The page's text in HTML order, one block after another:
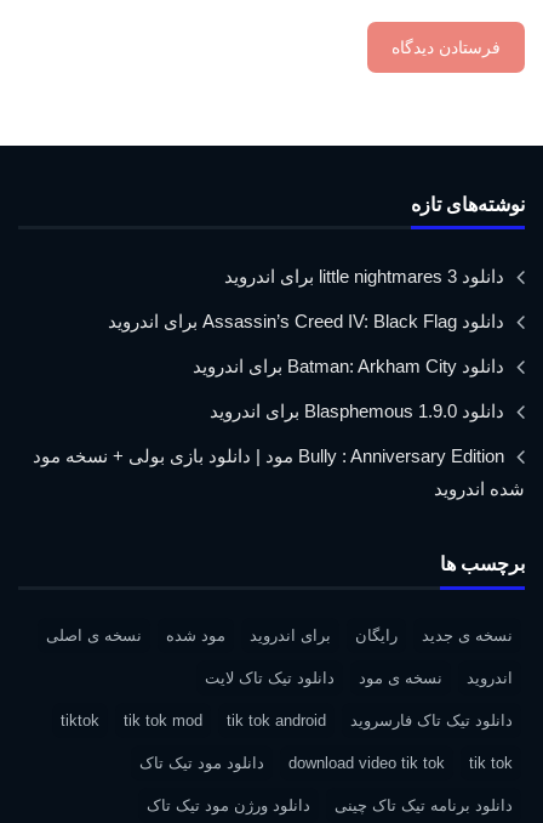
نوشته‌های تازه
دانلود little nightmares 3 برای اندروید
دانلود Assassin’s Creed IV: Black Flag برای اندروید
دانلود Batman: Arkham City برای اندروید
دانلود Blasphemous 1.9.0 برای اندروید
Bully : Anniversary Edition مود | دانلود بازی بولی + نسخه مود
شده اندروید
برچسب ها
نسخه ی جدید رایگان برای اندروید مود شده نسخه ی اصلی
اندروید نسخه ی مود دانلود تیک تاک لایت
دانلود تیک تاک فارسروید tik tok android
tik tok mod
tiktok
tik tok
download video tik tok دانلود مود تیک تاک
دانلود برنامه تیک تاک چینی دانلود ورژن مود تیک تاک